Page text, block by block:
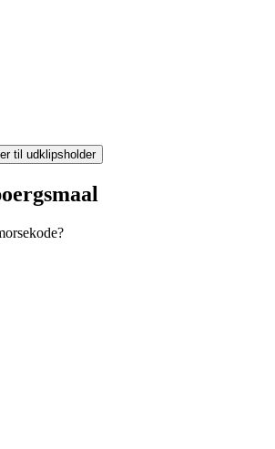
til udklipsholder